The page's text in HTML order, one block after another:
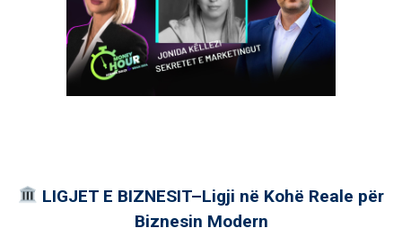
LIGJET E BIZNESIT–Ligji në Kohë Reale për
Biznesin Modern